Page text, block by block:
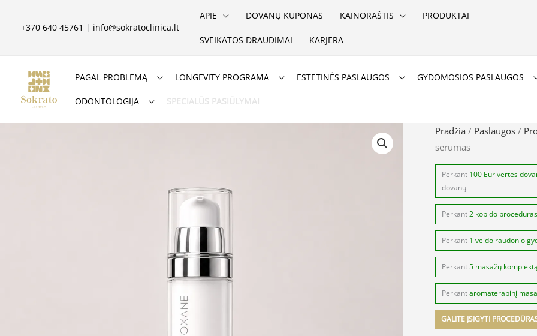
+370 640 45761 | info@sokratoclinica.lt
APIE DOVANŲ KUPONAS KAINORAŠTIS PRODUKTAI
SVEIKATOS DRAUDIMAI KARJERA
PAGAL PROBLEMĄ LONGEVITY PROGRAMA ESTETINĖS PASLAUGOS GYDOMOSIOS PASLAUGOS
ODONTOLOGIJA SPECIALŪS PASIŪLYMAI
Pradžia / Paslaugos/
serumas
Perkant 100 Eur vertės
dovanų
Perkant2 kobido procedūras
Perkant 1 veido raudonio
Perkant5 masažų komplektą
Perkantaromaterapinį
GALITE ĮSIGYTI
produkto
kiekis:
Teoxane
RHA
Vit
serumas